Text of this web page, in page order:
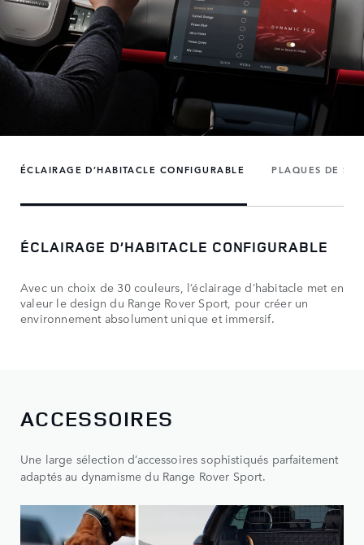
ÉCLAIRAGE D’HABITACLE CONFIGURABLE PLAQUES DE
ÉCLAIRAGE D’HABITACLE CONFIGURABLE
Avec un choix de 30 couleurs, l’éclairage d’habitacle met en
valeur le design du Range Rover Sport, pour créer un
environnement absolument unique et immersif.
ACCESSOIRES
Une large sélection d’accessoires sophistiqués parfaitement
adaptés au dynamisme du Range Rover Sport.